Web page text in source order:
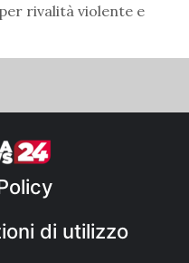
rivalità violente e
di utilizzo